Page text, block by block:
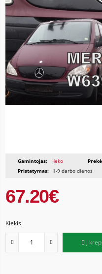
Gamintojas: Heko
Pristatymas:
1-9 darbo dienos
67.20€
Kiekis
Į